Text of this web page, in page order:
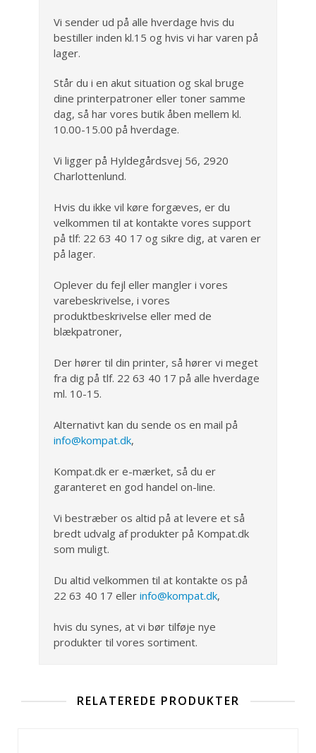
Vi sender ud på alle hverdage hvis du
bestiller inden kl.15 og hvis vi har varen på
lager.
Står du i en akut situation og skal bruge
dine printerpatroner eller toner samme
dag, så har vores butik åben mellem kl.
10.00-15.00 på hverdage.
Vi ligger på Hyldegårdsvej 56, 2920
Charlottenlund.
Hvis du ikke vil køre forgæves, er du
velkommen til at kontakte vores support
på tlf: 22 63 40 17 og sikre dig, at varen er
på lager.
Oplever du fejl eller mangler i vores
varebeskrivelse, i vores
produktbeskrivelse eller med de
blækpatroner,
Der hører til din printer, så hører vi meget
fra dig på tlf. 22 63 40 17 på alle hverdage
ml. 10-15.
Alternativt kan du sende os en mail på
info@kompat.dk,
Kompat.dk er e-mærket, så du er
garanteret en god handel on-line.
Vi bestræber os altid på at levere et så
bredt udvalg af produkter på Kompat.dk
som muligt.
Du altid velkommen til at kontakte os på
22 63 40 17 eller info@kompat.dk,
hvis du synes, at vi bør tilføje nye
produkter til vores sortiment.
RELATEREDE PRODUKTER